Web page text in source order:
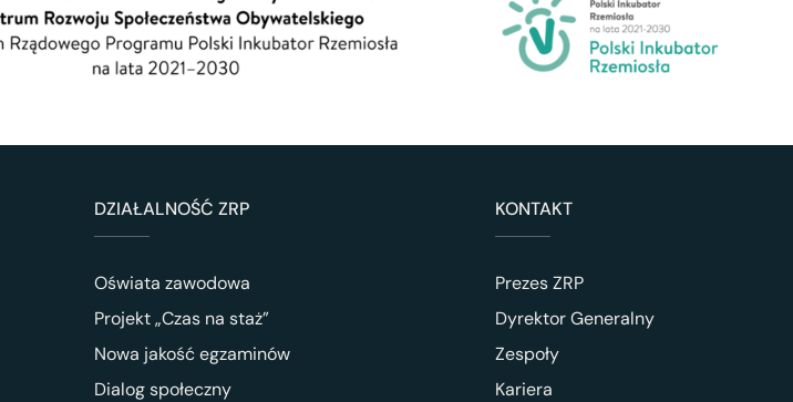
DZIAŁALNOŚĆ ZRP
Oświata zawodowa
Projekt „Czas na staż”
Nowa jakość egzaminów
Dialog społeczny
KONTAKT
Prezes ZRP
Dyrektor Generalny
Zespoły
Kariera